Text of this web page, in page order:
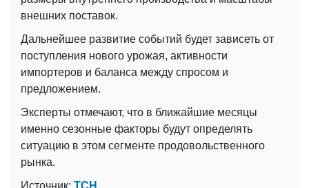
внешних поставок.
Дальнейшее развитие событий будет зависеть от
поступления нового урожая, активности
импортеров и баланса между спросом и
предложением.
Эксперты отмечают, что в ближайшие месяцы
именно сезонные факторы будут определять
ситуацию в этом сегменте продовольственного
рынка.